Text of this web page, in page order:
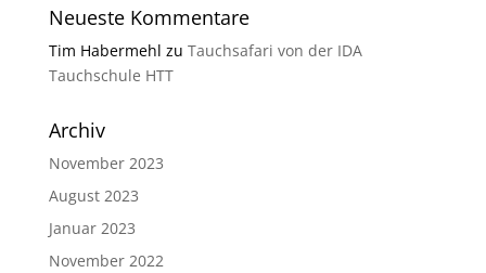
Neueste Kommentare
Tim Habermehl zu Tauchsafari von der IDA
Tauchschule HTT
Archiv
November 2023
August 2023
Januar 2023
November 2022